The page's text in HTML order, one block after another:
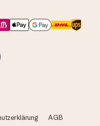
AGB